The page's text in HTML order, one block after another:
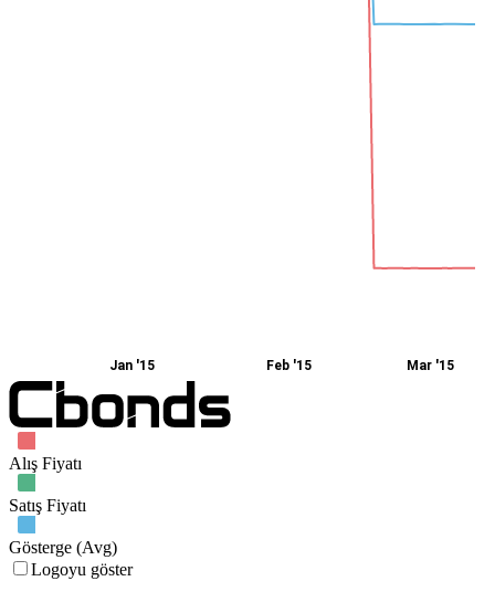
Jan '15 Feb '15 Mar '15
Alış Fiyatı
Satış Fiyatı
Gösterge (Avg)
Logoyu göster